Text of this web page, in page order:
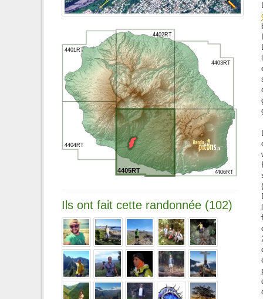
4401RT
4402RT
4403RT
4404RT
4405RT 4406RT
Ils ont fait cette randonnée (102)
(